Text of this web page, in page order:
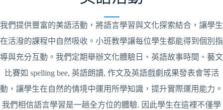
我們提供豐富的美語活動，將語言學習與文化探索結合，讓學生
在活潑的課程中自然吸收。小班教學讓每位學生都能得到個別指
導與充分互動。我們定期舉辦文化體驗日、英語故事時間、藝文
比賽如 spelling bee, 英語朗讀, 作文及英語戲劇成果發表會等活
動，讓學生在自然的情境中運用所學知識，提升實際運用能力。
我們相信語言學習是一趟全方位的體驗. 因此學生在這裡不僅學